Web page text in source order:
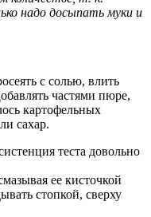
надо досыпать муки и
с солью, влить
частями пюре,
картофельных
сахар.
теста довольно
ее кисточкой
стопкой, сверху